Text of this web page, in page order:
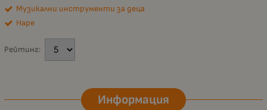
Музикални инструменти за деца
Hape
Рейтинг:
Информация